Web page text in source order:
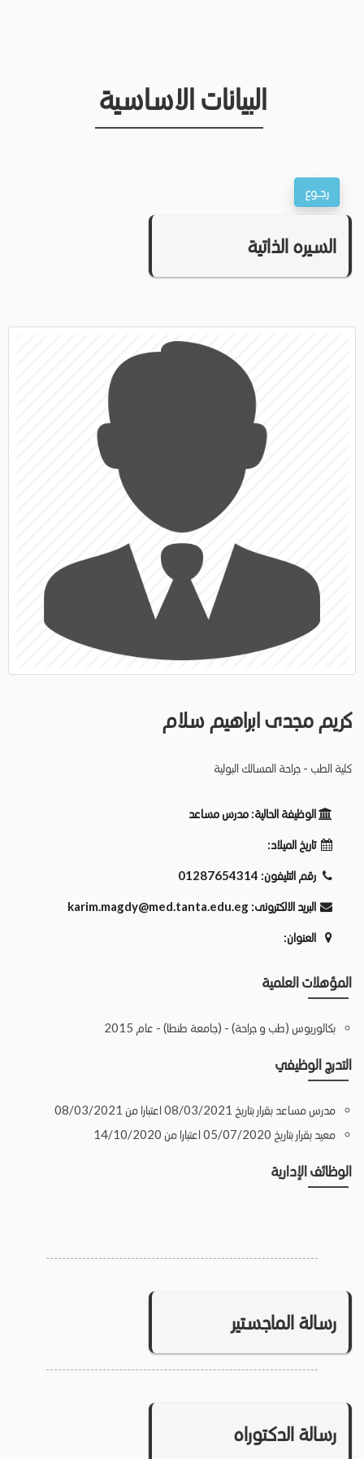
البيانات الاساسية
السيره الذاتية
كريم مجدى ابراهيم سلام
كلية الطب - جراحة المسالك البولية
الوظيفة الحالية: مدرس مساعد
تاريخ الميلاد:
رقم التليفون: 01287654314
البريد الالكترونى: karim.magdy@med.tanta.edu.eg
العنوان:
المؤهلات العلمية
بكالوريوس (طب و جراحة) - (جامعة طنطا) - عام 2015
التدرج الوظيفي
مدرس مساعد بقرار بتاريخ 08/03/2021 اعتبارا من 08/03/2021
معيد بقرار بتاريخ 05/07/2020 اعتبارا من 14/10/2020
الوظائف الإدارية
رسالة الماجستير
رسالة الدكتوراه